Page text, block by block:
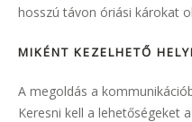
hosszú távon óriási károkat
MIKÉNT KEZELHETŐ
A megoldás a
Keresni kell a lehetőségeket